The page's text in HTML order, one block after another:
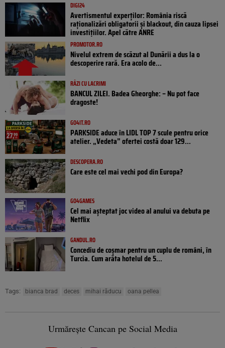
DIGI24
Avertismentul experților: România riscă
raționalizări obligatorii și blackout, din cauza lipsei
investițiilor. Apel către ANRE
PROMOTOR.RO
Nivelul extrem de scăzut al Dunării a dus la o
descoperire rară. Era acolo de...
RÂZI CU LACRIMI
BANCUL ZILEI. Badea Gheorghe: – Nu pot face
dragoste!
GO4IT.RO
PARKSIDE aduce în LIDL TOP 7 scule pentru orice
atelier. „Vedeta” ofertei costă doar 129...
DESCOPERA.RO
Care este cel mai vechi pod din Europa?
GO4GAMES
Cel mai așteptat joc video al anului va debuta pe
Netflix
GANDUL.RO
Concediu de coșmar pentru un cuplu de români, în
Turcia. Cum arăta hotelul de 5...
Tags: bianca brad deces mihai răducu oana pellea
Urmărește Cancan pe Social Media